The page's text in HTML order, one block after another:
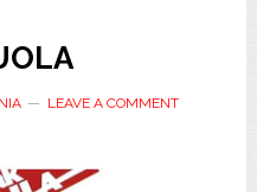
LEAVE A COMMENT